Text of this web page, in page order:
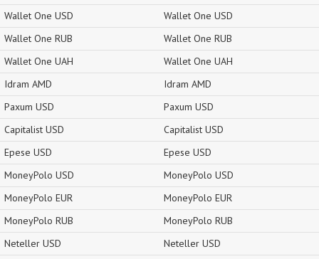
Wallet One USD
Wallet One RUB
Wallet One UAH
Idram AMD
Paxum USD
Capitalist USD
Epese USD
MoneyPolo USD
MoneyPolo EUR
MoneyPolo RUB
Neteller USD
Wallet One USD
Wallet One RUB
Wallet One UAH
Idram AMD
Paxum USD
Capitalist USD
Epese USD
MoneyPolo USD
MoneyPolo EUR
MoneyPolo RUB
Neteller USD